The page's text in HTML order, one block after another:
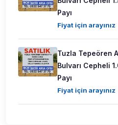
Payı
Fiyat için arayınız
Tuzla Tepeören
Bulvarı Cepheli
Payı
Fiyat için arayınız